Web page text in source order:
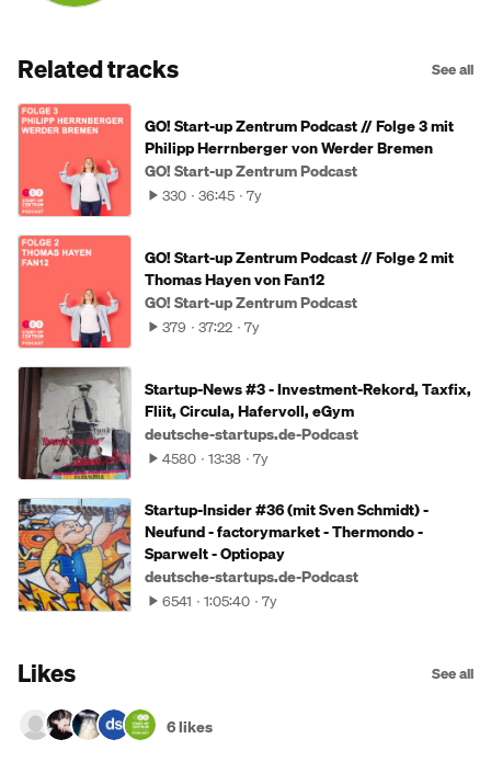
Related tracks See all
GO! Start-up Zentrum Podcast // Folge 3 mit
Philipp Herrnberger von Werder Bremen
GO! Start-up Zentrum Podcast
330 36:45 7y
GO! Start-up Zentrum Podcast // Folge 2 mit
Thomas Hayen von Fan12
GO! Start-up Zentrum Podcast
379 37:22 7y
Startup-News #3 - Investment-Rekord, Taxfix,
Fliit, Circula, Hafervoll, eGym
deutsche-startups.de-Podcast
4580 13:38 7y
Startup-Insider #36 (mit Sven Schmidt) -
Neufund - factorymarket - Thermondo -
Sparwelt - Optiopay
deutsche-startups.de-Podcast
6541 1:05:40 7y
Likes See all
6 likes